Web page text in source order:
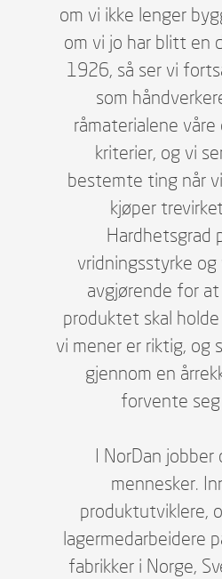
om vi ikke lenger
om vi jo har blitt en
1926, så ser vi
som
råmaterialene
kriterier, og vi
bestemte ting når
kjøper
Hardhetsgrad
vridningsstyrke
avgjørende for
produktet skal
vi mener er riktig, og
gjennom en
forvente seg
I NorDan
mennesker.
produktutviklere,
lagermedarbeidere
fabrikker i Norge,